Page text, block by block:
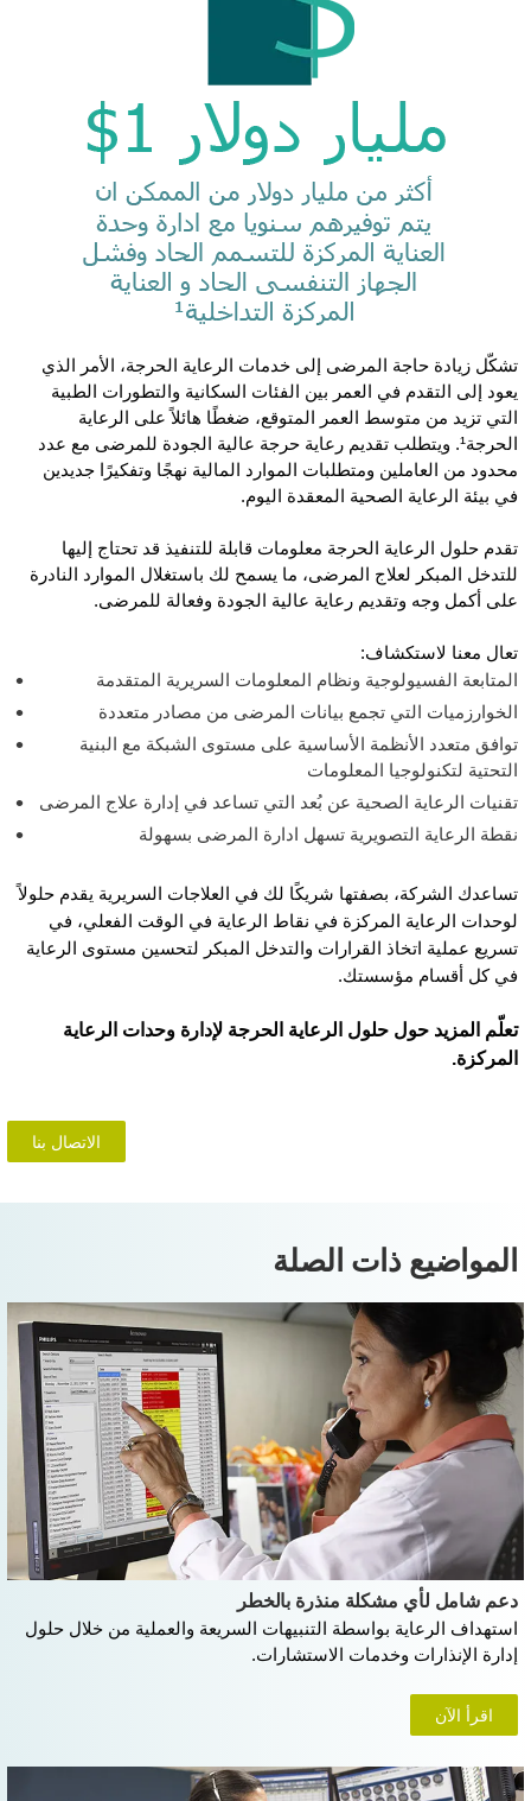
تشكّل زيادة حاجة المرضى إلى خدمات الرعاية الحرجة، الأمر الذي
يعود إلى التقدم في العمر بين الفئات السكانية والتطورات الطبية
التي تزيد من متوسط العمر المتوقع، ضغطًا هائلاً على الرعاية
الحرجة¹. ويتطلب تقديم رعاية حرجة عالية الجودة للمرضى مع عدد
محدود من العاملين ومتطلبات الموارد المالية نهجًا وتفكيرًا جديدين
في بيئة الرعاية الصحية المعقدة اليوم.
تقدم حلول الرعاية الحرجة معلومات قابلة للتنفيذ قد تحتاج إليها
للتدخل المبكر لعلاج المرضى، ما يسمح لك باستغلال الموارد النادرة
على أكمل وجه وتقديم رعاية عالية الجودة وفعالة للمرضى.
تعال معنا لاستكشاف:
المتابعة الفسيولوجية ونظام المعلومات السريرية المتقدمة
الخوارزميات التي تجمع بيانات المرضى من مصادر متعددة
توافق متعدد الأنظمة الأساسية على مستوى الشبكة مع البنية
التحتية لتكنولوجيا المعلومات
تقنيات الرعاية الصحية عن بُعد التي تساعد في إدارة علاج المرضى
نقطة الرعاية التصويرية تسهل ادارة المرضى بسهولة
تساعدك الشركة، بصفتها شريكًا لك في العلاجات السريرية يقدم حلولاً
لوحدات الرعاية المركزة في نقاط الرعاية في الوقت الفعلي، في
تسريع عملية اتخاذ القرارات والتدخل المبكر لتحسين مستوى الرعاية
في كل أقسام مؤسستك.
تعلّم المزيد حول حلول الرعاية الحرجة لإدارة وحدات الرعاية
المركزة.
الاتصال بنا
المواضيع ذات الصلة
دعم شامل لأي مشكلة منذرة بالخطر
استهداف الرعاية بواسطة التنبيهات السريعة والعملية من خلال حلول
إدارة الإنذارات وخدمات الاستشارات.
اقرأ الآن